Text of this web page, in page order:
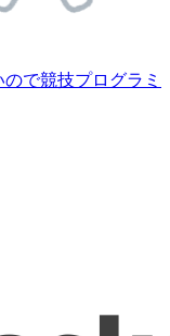
で競技プログラミ